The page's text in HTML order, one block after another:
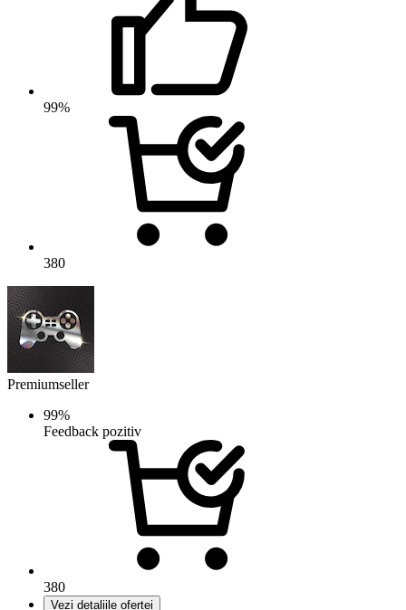
99%
380
Premiumseller
99%
Feedback pozitiv
380
Vezi detaliile ofertei